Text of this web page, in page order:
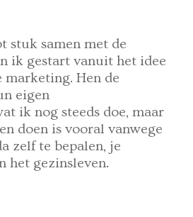
stuk samen met de
ik gestart vanuit het idee
Hen de
eigen
ik nog steeds doe, maar
doen is vooral vanwege
zelf te bepalen, je
het gezinsleven.